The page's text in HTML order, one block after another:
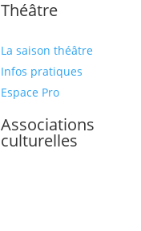
Théâtre
La saison théâtre
Infos pratiques
Espace Pro
Associations
culturelles